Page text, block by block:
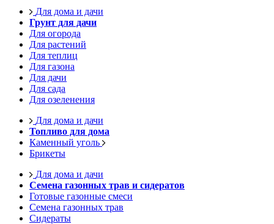
Для дома и дачи
Грунт для дачи
Для огорода
Для растений
Для теплиц
Для газона
Для дачи
Для сада
Для озеленения
Для дома и дачи
Топливо для дома
Каменный уголь
Брикеты
Для дома и дачи
Семена газонных трав и сидератов
Готовые газонные смеси
Семена газонных трав
Сидераты